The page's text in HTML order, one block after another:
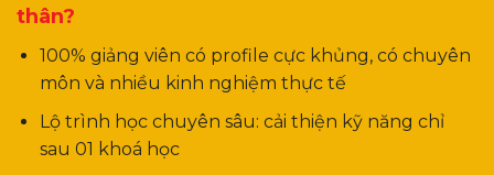
thân?
100% giảng viên có profile cực khủng, có chuyên
môn và nhiều kinh nghiệm thực tế
Lộ trình học chuyên sâu: cải thiện kỹ năng chỉ
sau 01 khoá học